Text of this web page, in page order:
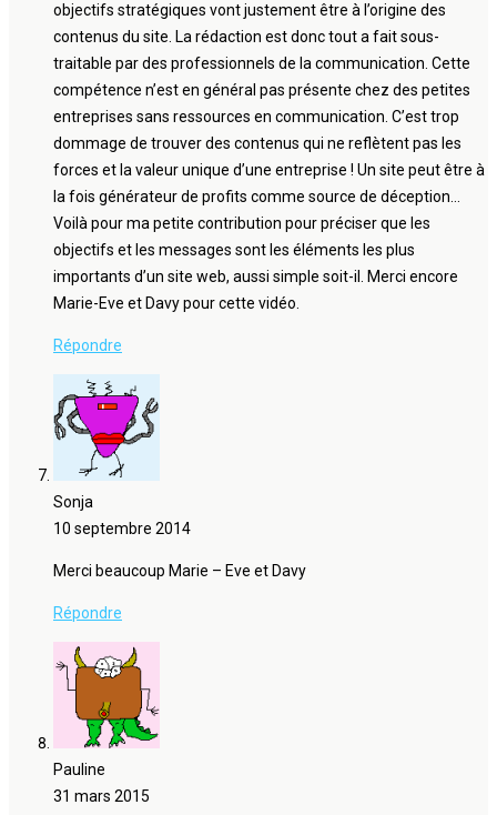
objectifs stratégiques vont justement être à l’origine des
contenus du site. La rédaction est donc tout a fait sous-
traitable par des professionnels de la communication. Cette
compétence n’est en général pas présente chez des petites
entreprises sans ressources en communication. C’est trop
dommage de trouver des contenus qui ne reflètent pas les
forces et la valeur unique d’une entreprise ! Un site peut être à
la fois générateur de profits comme source de déception…
Voilà pour ma petite contribution pour préciser que les
objectifs et les messages sont les éléments les plus
importants d’un site web, aussi simple soit-il. Merci encore
Marie-Eve et Davy pour cette vidéo.
Répondre
Sonja
10 septembre 2014
Merci beaucoup Marie – Eve et Davy
Répondre
Pauline
31 mars 2015